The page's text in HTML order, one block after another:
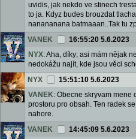
uvidis, jak nekdo ve stinech
to ja. Kdyz budes brouzdat
nanananana batmaaan..Tak tu
VANEK
16:55:20 5.6.2023
NYX: Aha, díky; asi mám nějak
nedokážu najít, kde jsou věci
NYX
15:51:10 5.6.2023
VANEK: Obecne skryvam mene
prostoru pro obsah. Ten radek
nahore.
VANEK
14:45:09 5.6.2023